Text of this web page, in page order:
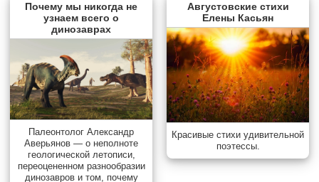
Почему мы никогда не
узнаем всего о
динозаврах
Палеонтолог Александр
Аверьянов — о неполноте
геологической летописи,
переоцененном разнообразии
динозавров и том, почему
Августовские стихи
Елены Касьян
Красивые стихи удивительной
поэтессы.